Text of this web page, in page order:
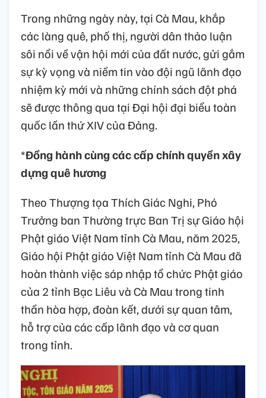
Trong những ngày này, tại Cà Mau, khắp
các làng quê, phố thị, người dân thảo luận
sôi nổi về vận hội mới của đất nước, gửi gắm
sự kỳ vọng và niềm tin vào đội ngũ lãnh đạo
nhiệm kỳ mới và những chính sách đột phá
sẽ được thông qua tại Đại hội đại biểu toàn
quốc lần thứ XIV của Đảng.
*Đồng hành cùng các cấp chính quyền xây
dựng quê hương
Theo Thượng tọa Thích Giác Nghi, Phó
Trưởng ban Thường trực Ban Trị sự Giáo hội
Phật giáo Việt Nam tỉnh Cà Mau, năm 2025,
Giáo hội Phật giáo Việt Nam tỉnh Cà Mau đã
hoàn thành việc sáp nhập tổ chức Phật giáo
của 2 tỉnh Bạc Liêu và Cà Mau trong tinh
thần hòa hợp, đoàn kết, dưới sự quan tâm,
hỗ trợ của các cấp lãnh đạo và cơ quan
trong tỉnh.